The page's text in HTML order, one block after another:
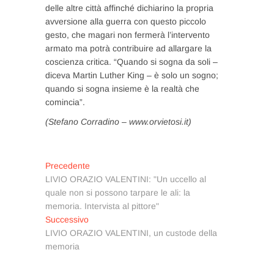
delle altre città affinché dichiarino la propria
avversione alla guerra con questo piccolo
gesto, che magari non fermerà l’intervento
armato ma potrà contribuire ad allargare la
coscienza critica. “Quando si sogna da soli –
diceva Martin Luther King – è solo un sogno;
quando si sogna insieme è la realtà che
comincia”.
(Stefano Corradino – www.orvietosi.it)
Navigazione
articoli
Precedente
precedente:
LIVIO ORAZIO VALENTINI: "Un uccello al
quale non si possono tarpare le ali: la
memoria. Intervista al pittore"
SuccessivoArticolo
successivo:
LIVIO ORAZIO VALENTINI, un custode della
memoria